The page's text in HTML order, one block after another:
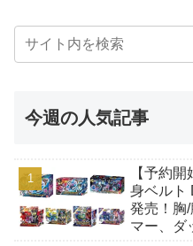
今週の人気記事
【予約
身ベルト
発売！胸
マー、ダ